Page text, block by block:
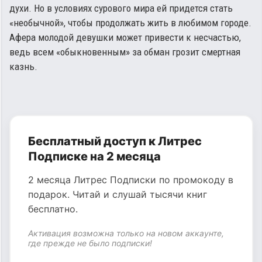
духи. Но в условиях сурового мира ей придется стать
«необычной», чтобы продолжать жить в любимом городе.
Афера молодой девушки может привести к несчастью,
ведь всем «обыкновенным» за обман грозит смертная
казнь.
Бесплатный доступ к Литрес
Подписке на 2 месяца
2 месяца Литрес Подписки по промокоду в
подарок. Читай и слушай тысячи книг
бесплатно.
Активация возможна только на новом аккаунте,
где прежде не было подписки!